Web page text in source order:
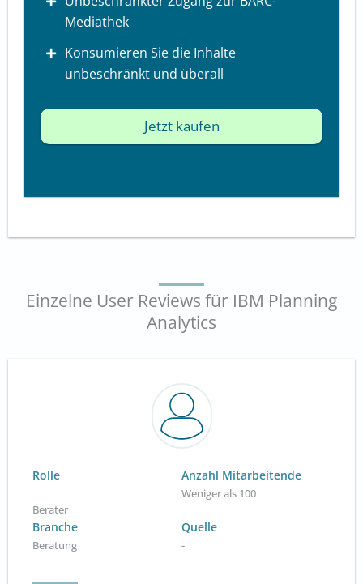
Mediathek
Konsumieren Sie die Inhalte
unbeschränkt und überall
Jetzt kaufen
Einzelne User Reviews für IBM Planning
Analytics
Rolle
Berater
Anzahl Mitarbeitende
Weniger als 100
Branche
Beratung
Quelle
-